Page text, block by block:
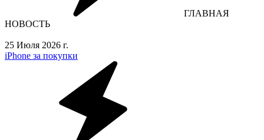
ГЛАВНАЯ
НОВОСТЬ
25 Июля 2026 г.
iPhone за покупки